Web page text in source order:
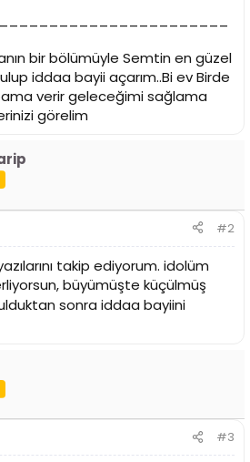
bir bölümüyle Semtin en güzel
iddaa bayii açarım..Bi ev Birde
verir geleceğimi sağlama
görelim
#2
takip ediyorum. idolüm
büyümüşte küçülmüş
sonra iddaa bayiini
#3